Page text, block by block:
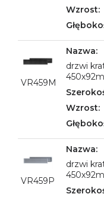
VR459M
drzwi
VR459P
drzwi